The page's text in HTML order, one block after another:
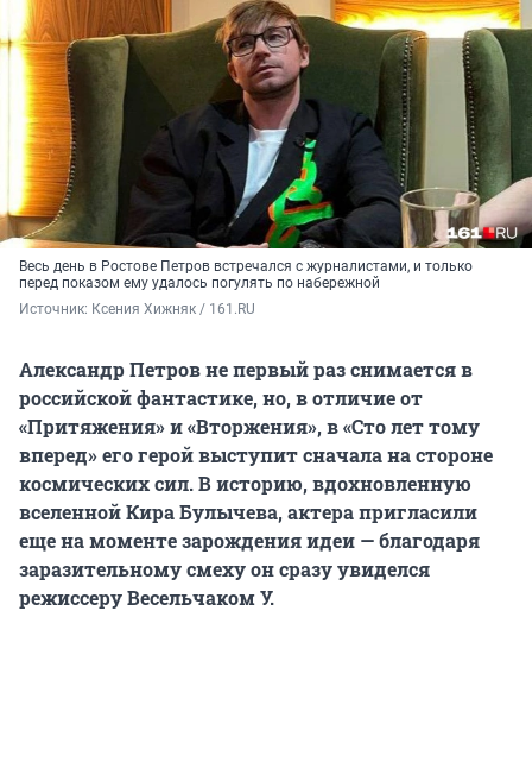
Весь день в Ростове Петров встречался с журналистами, и только
перед показом ему удалось погулять по набережной
Источник: Ксения Хижняк / 161.RU
Александр Петров не первый раз снимается в
российской фантастике, но, в отличие от
«Притяжения» и «Вторжения», в «Сто лет тому
вперед» его герой выступит сначала на стороне
космических сил. В историю, вдохновленную
вселенной Кира Булычева, актера пригласили
еще на моменте зарождения идеи — благодаря
заразительному смеху он сразу увиделся
режиссеру Весельчаком У.